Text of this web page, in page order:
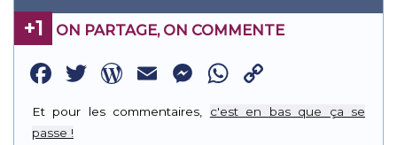
+1 ON PARTAGE, ON COMMENTE
Facebook
Twitter
WordPress
EmailMessenger
WhatsApp
Link
Et pour les commentaires, c'est en bas que ça se
passe !